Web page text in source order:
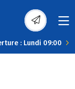
: Lundi 09:00